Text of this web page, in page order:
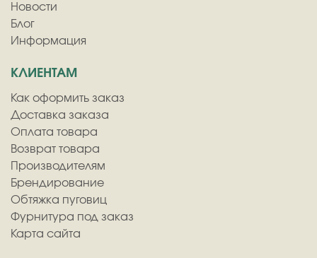
Новости
Блог
Информация
КЛИЕНТАМ
Как оформить заказ
Доставка заказа
Оплата товара
Возврат товара
Производителям
Брендирование
Обтяжка пуговиц
Фурнитура под заказ
Карта сайта